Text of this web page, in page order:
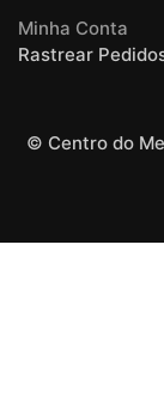
Minha Conta
Rastrear
© Centro do